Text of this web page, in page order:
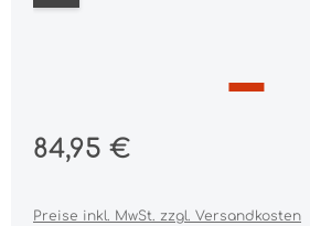
Regulärer Preis:
84,95 €
Preise inkl. MwSt. zzgl. Versandkosten